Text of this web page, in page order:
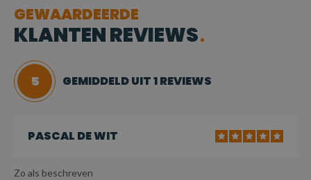
GEWAARDEERDE
KLANTEN REVIEWS
5 GEMIDDELD UIT 1 REVIEWS
PASCAL DE WIT
Zo als beschreven